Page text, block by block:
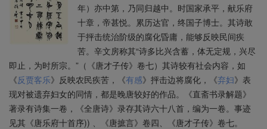
年）亦中第，乃同归越中。时国家承平，献乐府
十章，帝甚悦。累历达官，终国子博士。其诗敢
于抨击统治阶级的腐化昏庸，能够反映民间疾
苦。辛文房称其“诗多比兴含蓄，体无定规，兴尽
即止，为时所宗。”（《唐才子传》卷七）其诗较有社会内容，如
《反贾客乐》反映农民疾苦，《有感》抨击边将腐化，《弃妇》表
现对被遗弃妇女的同情，都是晚唐较好的作品。《直斋书录解题》
著录有诗集一卷，《全唐诗》录存其诗六十八首，编为一卷。事迹
见其《唐乐府十首序)) 、《唐摭言》卷四、《唐才子传》卷七。